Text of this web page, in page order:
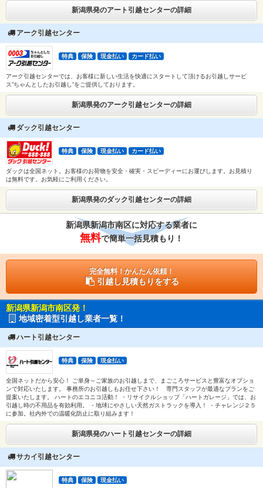
新潟県発のアート引越センターの詳細
アーク引越センター
特典 保険 現金払い カード払い
アーク引越センターでは、お客様に新しい生活を快適にスタートして頂けるお引越しサービ
ス”ちゃんとしたお引越し”をご提供しております。
新潟県発のアーク引越センターの詳細
ダック引越センター
特典 保険 現金払い カード払い
ダックは全国ネット。お客様のお荷物を安全・確実・スピーディーにお運びします。お見積り
は無料です。お気軽にご利用ください。
新潟県発のダック引越センターの詳細
新潟県新潟市南区に対応する業者に
無料で簡単一括見積もり！
完全無料！かんたん依頼！
引越し見積もりをする
新潟県新潟市南区発！
地域密着型引越し業者一覧！
ハート引越センター
特典 保険 現金払い
全国ネットだから安心！ ご単身～ご家族のお引越しまで、まごころサービスと豊富なオプショ
ンで対応いたします。 事務所のお引越しもお任せ下さい！ 専門スタッフが最適なプランをご
提案いたします。 ハートのエコニコ活動！ ・リサイクルショップ「ハートガレージ」では、お
引越し時の不用品を有効利用。 ・地球にやさしい天然ガストラックを導入！ ・チャレンジ２５
に参加。社内外での温暖化防止に取り組みます！
新潟県発のハート引越センターの詳細
サカイ引越センター
特典 保険 現金払い